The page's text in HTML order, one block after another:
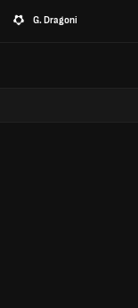
G. Dragoni